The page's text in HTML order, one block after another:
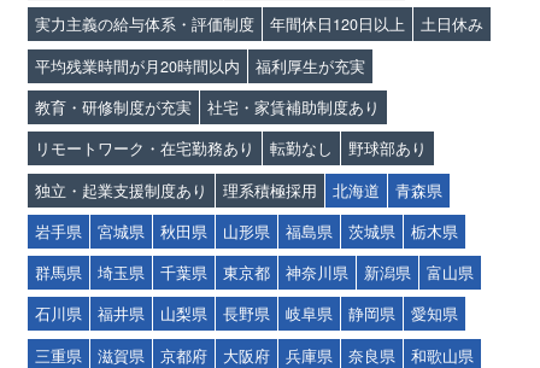
実力主義の給与体系・評価制度
年間休日120日以上
土日休み
平均残業時間が月20時間以内
福利厚生が充実
教育・研修制度が充実
社宅・家賃補助制度あり
リモートワーク・在宅勤務あり
転勤なし
野球部あり
独立・起業支援制度あり
理系積極採用 北海道
青森県
岩手県
宮城県 秋田県 山形県 福島県 茨城県
栃木県
群馬県
埼玉県 千葉県 東京都 神奈川県 新潟県
富山県
石川県
福井県 山梨県 長野県 岐阜県 静岡県
愛知県
三重県
滋賀県 京都府 大阪府 兵庫県 奈良県
和歌山県